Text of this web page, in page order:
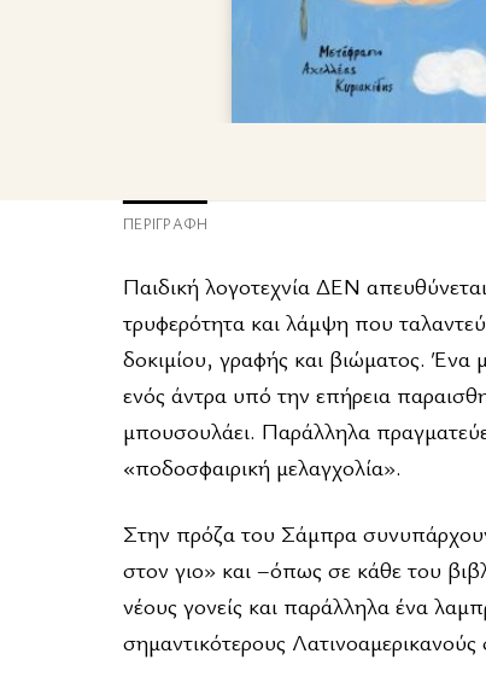
ΠΕΡΙΓΡΑΦΉ
Παιδική λογοτεχνία ΔΕΝ
τρυφερότητα και λάμψη που
δοκιμίου, γραφής και βιώματος. Ένα
ενός άντρα υπό την επήρεια
μπουσουλάει. Παράλληλα
«ποδοσφαιρική μελαγχολία».
Στην πρόζα του Σάμπρα
στον γιο» και –όπως σε κάθε του
νέους γονείς και παράλληλα ένα
σημαντικότερους